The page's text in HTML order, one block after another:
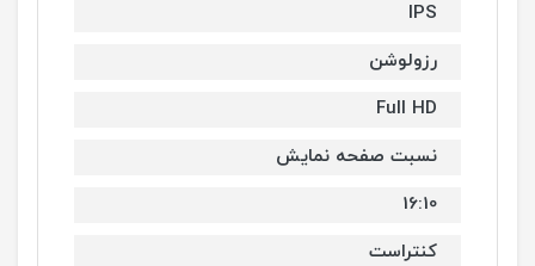
IPS
رزولوشن
Full HD
نسبت صفحه نمایش
16:10
کنتراست